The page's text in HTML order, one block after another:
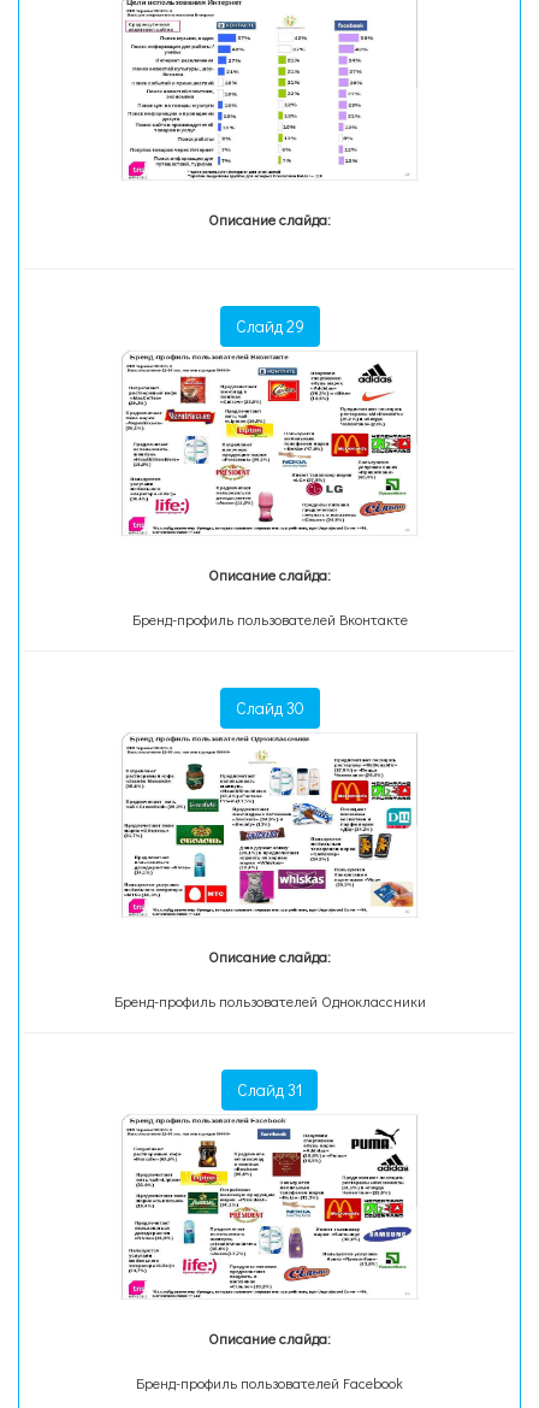
Описание слайда:
Слайд 29
Описание слайда:
Бренд-профиль пользователей Вконтакте
Слайд 30
Описание слайда:
Бренд-профиль пользователей Одноклассники
Слайд 31
Описание слайда:
Бренд-профиль пользователей Facebook